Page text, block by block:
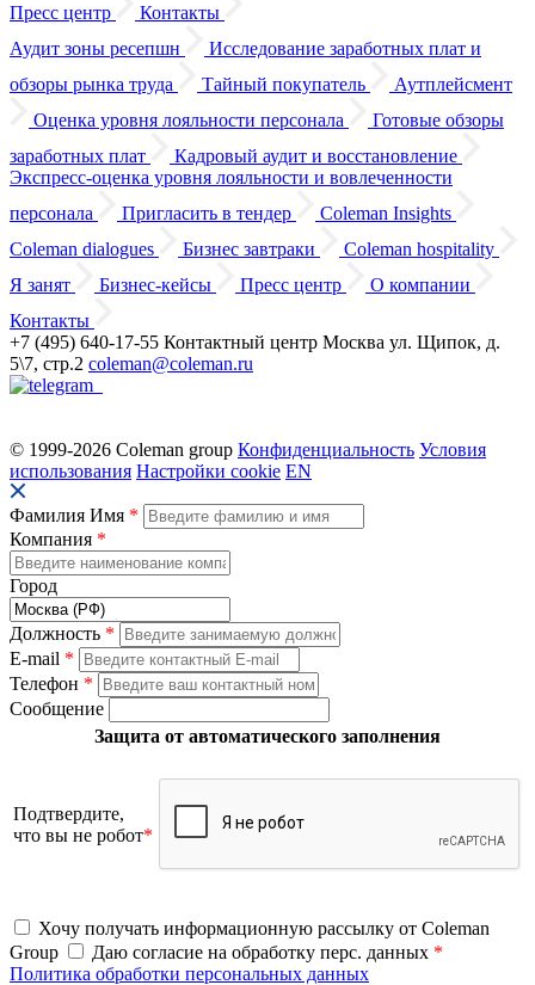
Пресс центр
Контакты
Аудит зоны ресепшн
Исследование заработных плат и
обзоры рынка труда Тайный покупатель
Аутплейсмент
Оценка уровня лояльности персонала
Готовые обзоры
заработных плат
Кадровый аудит и восстановление
Экспресс-оценка уровня лояльности и вовлеченности
персонала
Пригласить в тендер
Coleman Insights
Coleman dialogues
Бизнес завтраки
Coleman hospitality
Я занят
Бизнес-кейсы Пресс центр
О компании
Контакты
+7 (495) 640-17-55 Контактный центр Москва ул. Щипок, д.
5\7, стр.2 coleman@coleman.ru
© 1999-2026 Coleman group Конфиденциальность Условия
использования Настройки cookie EN
Фамилия Имя *
Компания *
Город
Должность *
E-mail *
Телефон *
Сообщение
Защита от автоматического заполнения
Подтвердите,
что вы не робот*
Хочу получать информационную рассылку от Coleman
Group
Даю согласие на обработку перс. данных *
Политика обработки персональных данных